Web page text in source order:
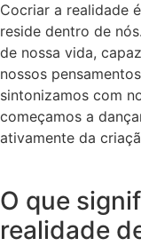
Cocriar a realidade
reside dentro de
de nossa vida,
nossos
sintonizamos com
começamos a
ativamente da
O que
realidade